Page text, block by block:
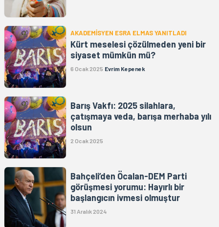
AKADEMİSYEN ESRA ELMAS YANITLADI
Kürt meselesi çözülmeden yeni bir
siyaset mümkün mü?
6 Ocak 2025 Evrim Kepenek
Barış Vakfı: 2025 silahlara,
çatışmaya veda, barışa merhaba yılı
olsun
2 Ocak 2025
Bahçeli’den Öcalan-DEM Parti
görüşmesi yorumu: Hayırlı bir
başlangıcın ivmesi olmuştur
31 Aralık 2024